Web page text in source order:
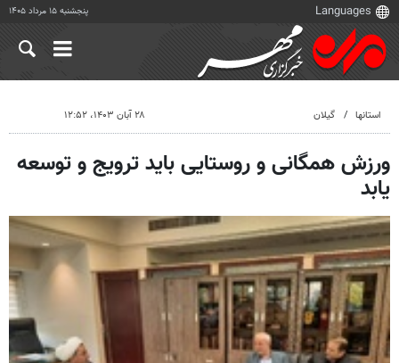
پنجشنبه ۱۵ مرداد ۱۴۰۵
استانها گیلان ۲۸ آبان ۱۴۰۳، ۱۲:۵۲
ورزش همگانی و روستایی باید ترویج و توسعه
یابد